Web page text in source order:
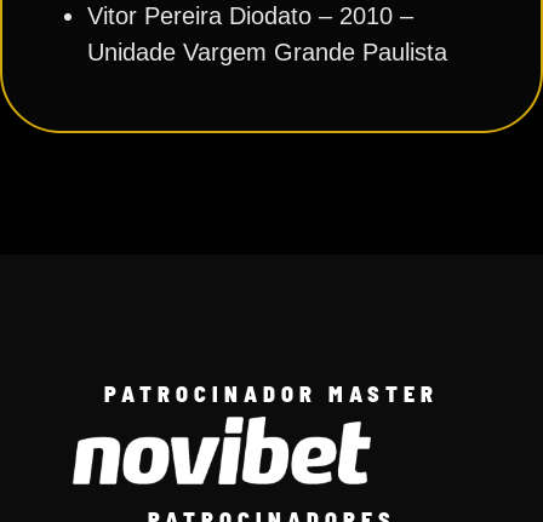
Vitor Pereira Diodato – 2010 –
Unidade Vargem Grande Paulista
PATROCINADOR MASTER